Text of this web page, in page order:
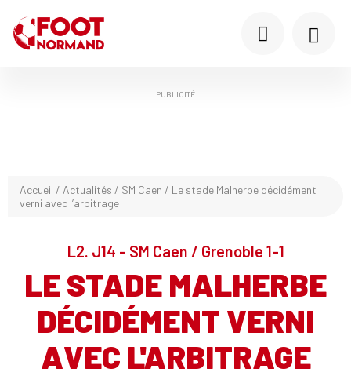
PUBLICITÉ
Accueil / Actualités / SM Caen / Le stade Malherbe décidément
verni avec l’arbitrage
L2. J14 - SM Caen / Grenoble 1-1
LE STADE MALHERBE
DÉCIDÉMENT VERNI
AVEC L'ARBITRAGE